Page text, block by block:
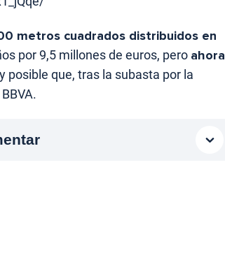
metros cuadrados distribuidos en
por 9,5 millones de euros, pero ahora
posible que, tras la subasta por la